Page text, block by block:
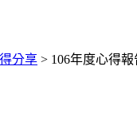
分享 > 106年度心得報